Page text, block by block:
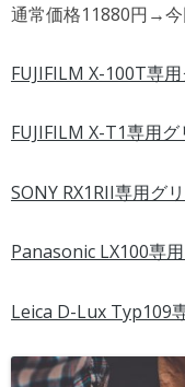
通常価格11880円→今
FUJIFILM X-100T専
FUJIFILM X-T1専用
SONY RX1RII専用グ
Panasonic LX100専
Leica D-Lux Typ109